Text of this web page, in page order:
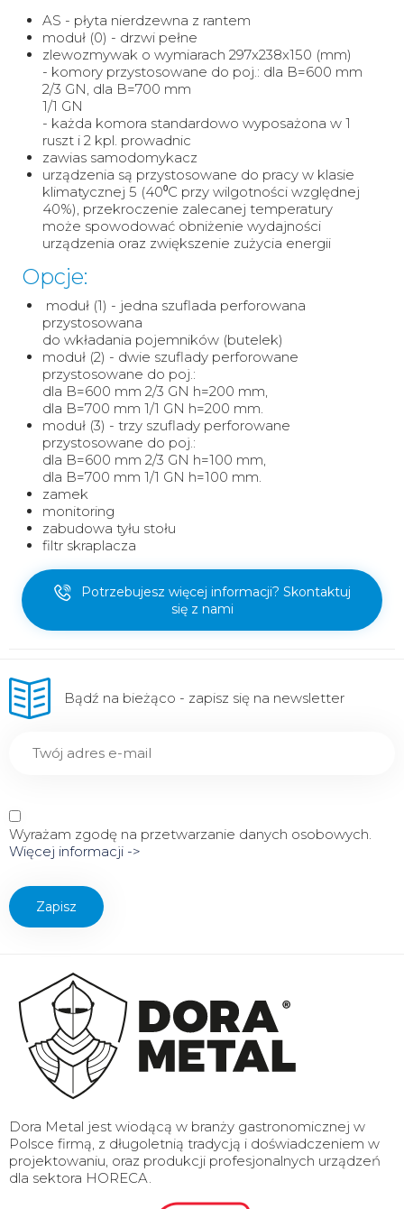
AS - płyta nierdzewna z rantem
moduł (0) - drzwi pełne
zlewozmywak o wymiarach 297x238x150 (mm)
- komory przystosowane do poj.: dla B=600 mm
2/3 GN, dla B=700 mm
1/1 GN
- każda komora standardowo wyposażona w 1
ruszt i 2 kpl. prowadnic
zawias samodomykacz
urządzenia są przystosowane do pracy w klasie
klimatycznej 5 (40⁰C przy wilgotności względnej
40%), przekroczenie zalecanej temperatury
może spowodować obniżenie wydajności
urządzenia oraz zwiększenie zużycia energii
Opcje:
moduł (1) - jedna szuflada perforowana
przystosowana
do wkładania pojemników (butelek)
moduł (2) - dwie szuflady perforowane
przystosowane do poj.:
dla B=600 mm 2/3 GN h=200 mm,
dla B=700 mm 1/1 GN h=200 mm.
moduł (3) - trzy szuflady perforowane
przystosowane do poj.:
dla B=600 mm 2/3 GN h=100 mm,
dla B=700 mm 1/1 GN h=100 mm.
zamek
monitoring
zabudowa tyłu stołu
filtr skraplacza
Potrzebujesz więcej informacji? Skontaktuj
się z nami
Bądź na bieżąco - zapisz się na newsletter
Wyrażam zgodę na przetwarzanie danych osobowych.
Więcej informacji ->
Dora Metal jest wiodącą w branży gastronomicznej w
Polsce firmą, z długoletnią tradycją i doświadczeniem w
projektowaniu, oraz produkcji profesjonalnych urządzeń
dla sektora HORECA.